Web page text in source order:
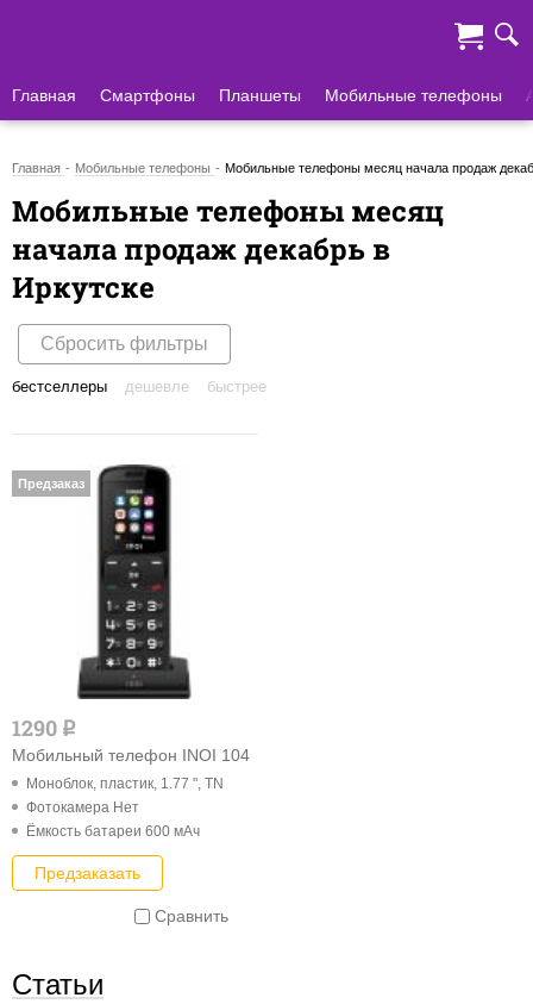
Главная Смартфоны Планшеты Мобильные телефоны
Главная Мобильные телефоны Мобильные телефоны месяц начала продаж
Мобильные телефоны месяц
начала продаж декабрь в
Иркутске
Сбросить фильтры
бестселлеры дешевле быстрее
1290 q
Мобильный телефон INOI 104
Моноблок, пластик, 1.77 ", TN
Фотокамера Нет
Ёмкость батареи 600 мАч
Предзаказать
Сравнить
Предзаказ
Статьи